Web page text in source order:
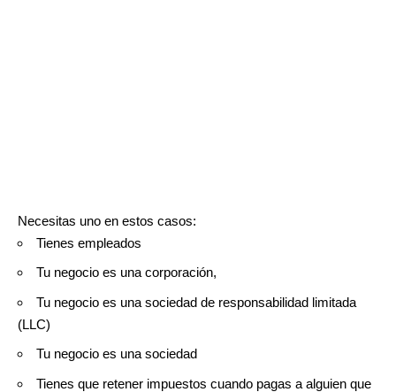
Necesitas uno en estos casos:
Tienes empleados
Tu negocio es una corporación,
Tu negocio es una sociedad de responsabilidad limitada
(LLC)
Tu negocio es una sociedad
Tienes que retener impuestos cuando pagas a alguien que